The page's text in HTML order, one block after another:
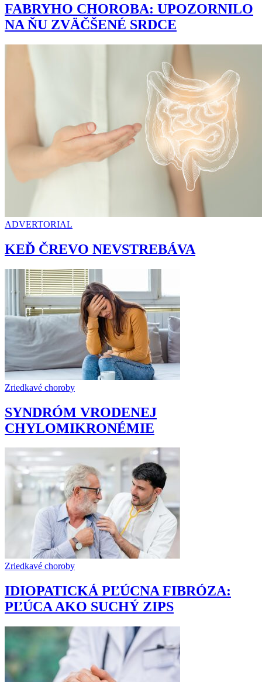
FABRYHO CHOROBA: UPOZORNILO
NA ŇU ZVÄČŠENÉ SRDCE
ADVERTORIAL
KEĎ ČREVO NEVSTREBÁVA
Zriedkavé choroby
SYNDRÓM VRODENEJ
CHYLOMIKRONÉMIE
Zriedkavé choroby
IDIOPATICKÁ PĽÚCNA FIBRÓZA:
PĽÚCA AKO SUCHÝ ZIPS